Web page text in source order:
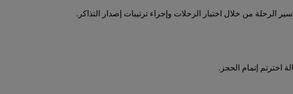
الرحلة من خلال اختيار الرحلات وإجراء ترتيبات إصدار التذاكر.
اخترتم إتمام الحجز.